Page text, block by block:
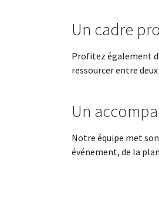
Un cadre
Profitez également
ressourcer entre
Un
Notre équipe met
événement, de la